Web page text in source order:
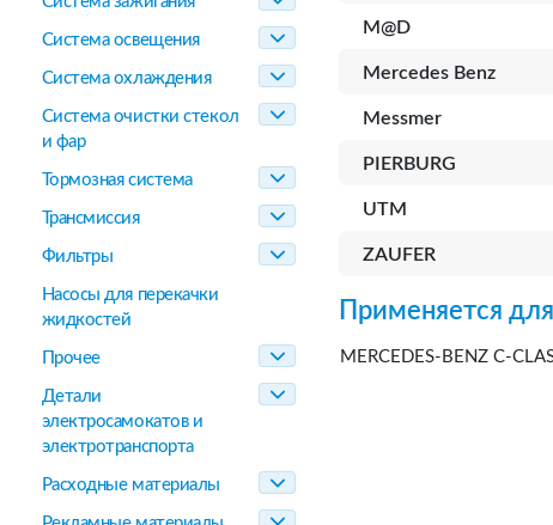
Система освещения
Система охлаждения
Система очистки стекол
и фар
Тормозная система
Трансмиссия
Фильтры
Насосы для перекачки
жидкостей
Прочее
Детали
электросамокатов и
электротранспорта
Расходные материалы
M@D
Mercedes Benz
Messmer
PIERBURG
UTM
ZAUFER
Применяется
MERCEDES-BENZ C-